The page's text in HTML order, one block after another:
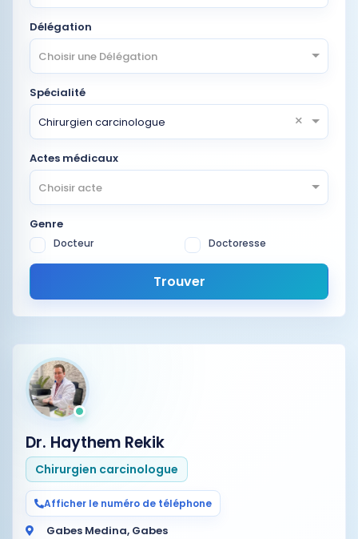
Délégation
Choisir une Délégation
Spécialité
Chirurgien carcinologue
×
Actes médicaux
Choisir acte
Genre
Docteur Doctoresse
Trouver
Dr. Haythem Rekik
Chirurgien carcinologue
Afficher le numéro de téléphone
Gabes Medina, Gabes